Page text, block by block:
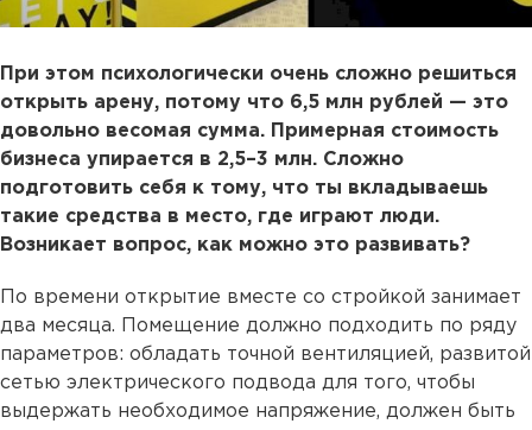
При этом психологически очень сложно решиться
открыть арену, потому что 6,5 млн рублей — это
довольно весомая сумма. Примерная стоимость
бизнеса упирается в 2,5–3 млн. Сложно
подготовить себя к тому, что ты вкладываешь
такие средства в место, где играют люди.
Возникает вопрос, как можно это развивать?
По времени открытие вместе со стройкой занимает
два месяца. Помещение должно подходить по ряду
параметров: обладать точной вентиляцией, развитой
сетью электрического подвода для того, чтобы
выдержать необходимое напряжение, должен быть